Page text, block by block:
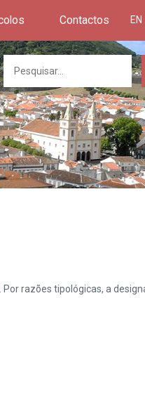
Contactos EN
razões tipológicas, a